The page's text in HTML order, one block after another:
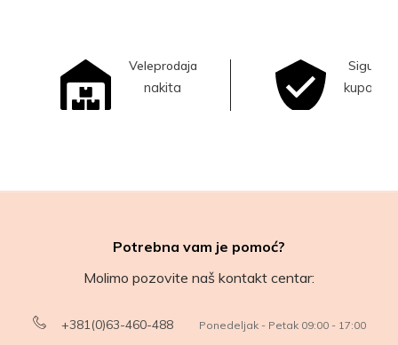
Veleprodaja
nakita
Sigurna
kupovina
Potrebna vam je pomoć?
Molimo pozovite naš kontakt centar:
+381(0)63-460-488 Ponedeljak - Petak 09:00 - 17:00